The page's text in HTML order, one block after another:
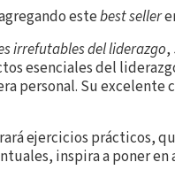
estebest seller
irrefutables del liderazgo,
esenciales del
personal. Su
ejercicios prácticos,
inspira a poner